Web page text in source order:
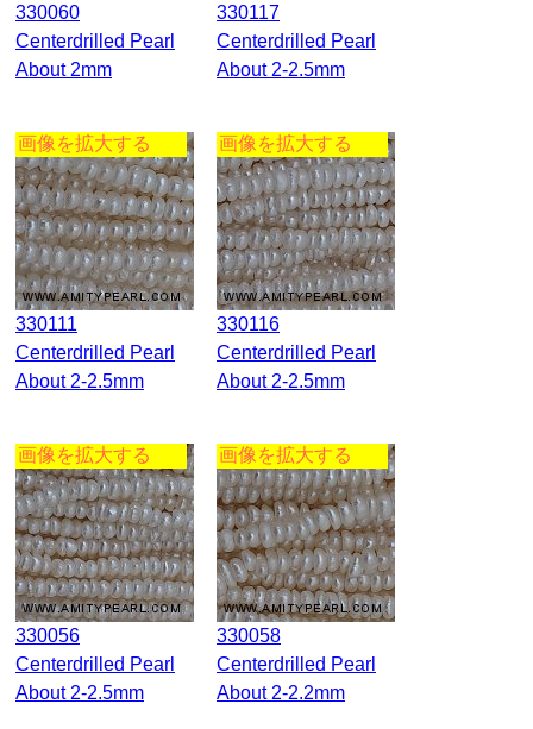
330060
Centerdrilled Pearl
About 2mm
330117
Centerdrilled Pearl
About 2-2.5mm
画像を拡大する
330111
Centerdrilled Pearl
About 2-2.5mm
画像を拡大する
330116
Centerdrilled Pearl
About 2-2.5mm
画像を拡大する
330056
Centerdrilled Pearl
About 2-2.5mm
画像を拡大する
330058
Centerdrilled Pearl
About 2-2.2mm